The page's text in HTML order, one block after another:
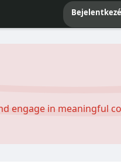
engage in meaningful